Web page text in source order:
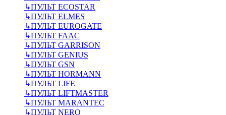
↳ПУЛЬТ ECOSTAR
↳ПУЛЬТ ELMES
↳ПУЛЬТ EUROGATE
↳ПУЛЬТ FAAC
↳ПУЛЬТ GARRISON
↳ПУЛЬТ GENIUS
↳ПУЛЬТ GSN
↳ПУЛЬТ HORMANN
↳ПУЛЬТ LIFE
↳ПУЛЬТ LIFTMASTER
↳ПУЛЬТ MARANTEC
↳ПУЛЬТ NERO